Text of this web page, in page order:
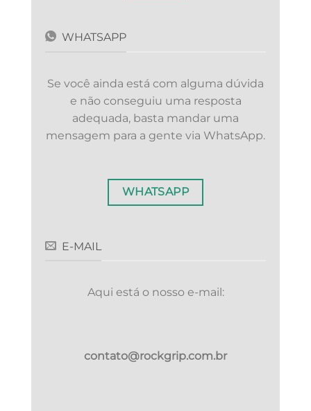
WHATSAPP
Se você ainda está com alguma dúvida
e não conseguiu uma resposta
adequada, basta mandar uma
mensagem para a gente via WhatsApp.
WHATSAPP
E-MAIL
Aqui está o nosso e-mail:
contato@rockgrip.com.br